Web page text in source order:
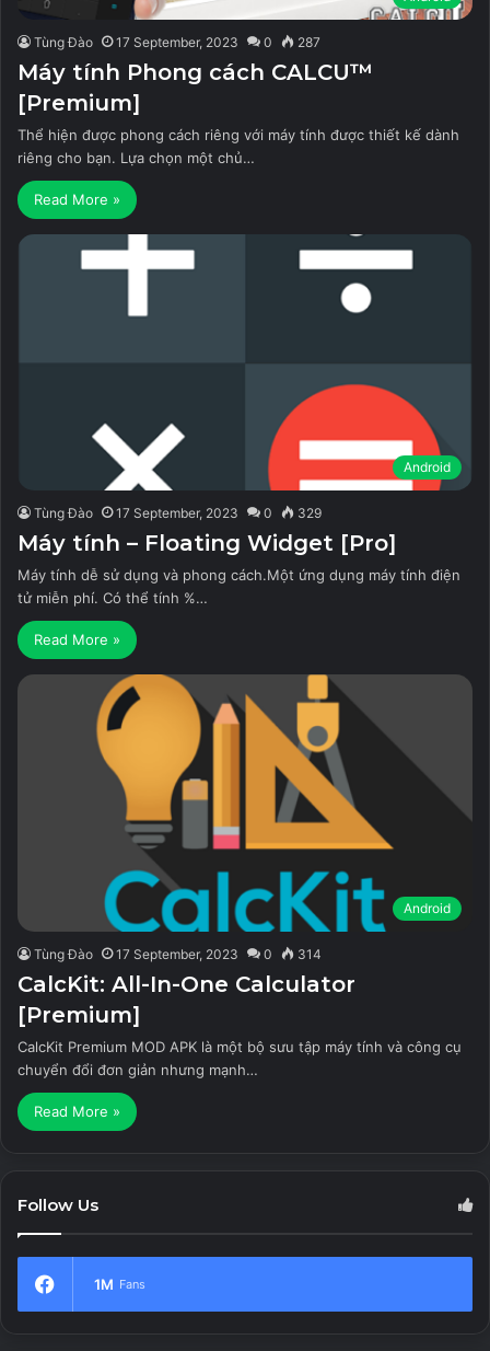
Tùng Đào 17 September, 2023 0 287
Máy tính Phong cách CALCU™
[Premium]
Thể hiện được phong cách riêng với máy tính được thiết kế dành
riêng cho bạn. Lựa chọn một chủ…
Read More »
Android
Tùng Đào 17 September, 2023 0 329
Máy tính – Floating Widget [Pro]
Máy tính dễ sử dụng và phong cách.Một ứng dụng máy tính điện
tử miễn phí. Có thể tính %…
Read More »
Android
Tùng Đào 17 September, 2023 0 314
CalcKit: All-In-One Calculator
[Premium]
CalcKit Premium MOD APK là một bộ sưu tập máy tính và công cụ
chuyển đổi đơn giản nhưng mạnh…
Read More »
Follow Us
1M Fans